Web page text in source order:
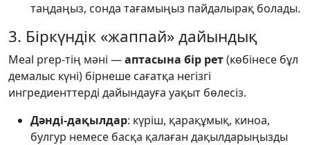
таңдаңыз, сонда тағамыңыз пайдалырақ болады.
3. Біркүндік «жаппай» дайындық
Meal prep-тің мәні —аптасына бір рет(көбінесе бұл
демалыс күні) бірнеше сағатқа негізгі
ингредиенттерді дайындауға уақыт бөлесіз.
Дәнді-дақылдар: күріш, қарақұмық, киноа,
булгур немесе басқа қалаған дақылдарыңызды